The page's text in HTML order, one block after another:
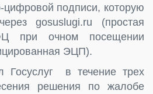
цифровой подписи, которую
gosuslugi.ru (простая
очном посещении
ЭЦП).
Госуслуг в течение трех
решения по жалобе